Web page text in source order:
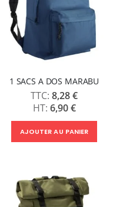
1 SACS A DOS MARABU
8,28 €
6,90 €
AJOUTER AU PANIER